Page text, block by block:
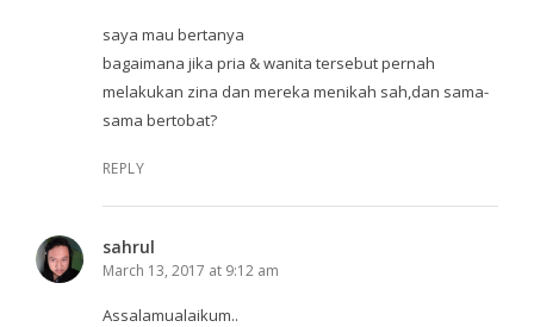
saya mau bertanya
bagaimana jika pria & wanita tersebut pernah
melakukan zina dan mereka menikah sah,dan sama-
sama bertobat?
REPLY
sahrul
March 13, 2017 at 9:12 am
Assalamualaikum..